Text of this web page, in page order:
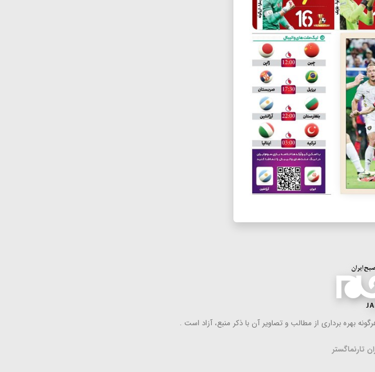
بهره ‌برداری از مطالب و تصاویر آن با ذكر منبع، آزاد است .
تارنماگستر